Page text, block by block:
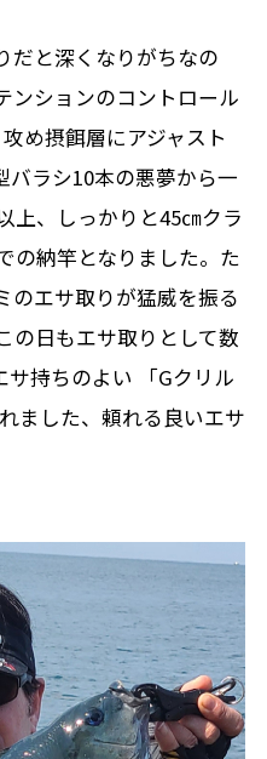
だと深くなりがちなの
ンションのコントロール
め摂餌層にアジャスト
バラシ10本の悪夢から一
上、しっかりと45㎝クラ
の納竿となりました。た
のエサ取りが猛威を振る
の日もエサ取りとして数
持ちのよい 「Gクリル
ました、頼れる良いエサ